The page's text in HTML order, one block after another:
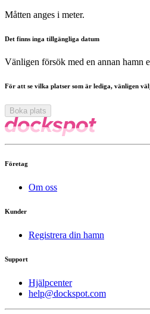
Måtten anges i meter.
Det finns inga tillgängliga datum
Vänligen försök med en annan hamn
För att se vilka platser som är lediga, vänligen
Boka plats
Företag
Om oss
Kunder
Registrera din hamn
Support
Hjälpcenter
help@dockspot.com